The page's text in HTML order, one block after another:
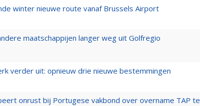
winter nieuwe route vanaf Brussels Airport
maatschappijen langer weg uit Golfregio
verder uit: opnieuw drie nieuwe bestemmingen
onrust bij Portugese vakbond over overname TAP te